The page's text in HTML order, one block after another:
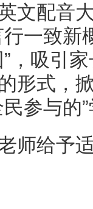
文配音
一致新
，吸引
形式，
参与的
师给予